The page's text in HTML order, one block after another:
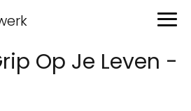
Op Je Leven -